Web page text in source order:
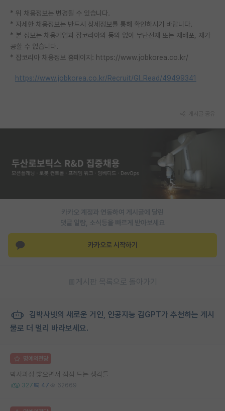
* 위 채용정보는 변경될 수 있습니다.
* 자세한 채용정보는 반드시 상세정보를 통해 확인하시기 바랍니다.
* 본 정보는 채용기업과 잡코리아의 동의 없이 무단전재 또는 재배포, 재가
공할 수 없습니다.
* 잡코리아 채용정보 홈페이지: https://www.jobkorea.co.kr/
https://www.jobkorea.co.kr/Recruit/GI_Read/49499341
카카오 계정과 연동하여 게시글에 달린
댓글 알람, 소식등을 빠르게 받아보세요
카카오로 시작하기
게시판 목록으로 돌아가기
김박사넷의 새로운 거인, 인공지능 김GPT가 추천하는 게시
물로 더 멀리 바라보세요.
명예의전당
박사과정 밟으면서 점점 드는 생각들
327 47 62669